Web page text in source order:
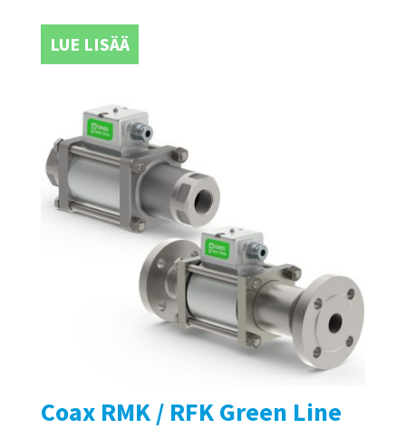
LUE LISÄÄ
Coax RMK / RFK Green Line